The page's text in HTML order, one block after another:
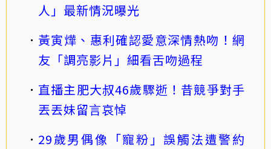
人」最新情況曝光
黃寅燁、惠利確認愛意深情熱吻！網
友「調亮影片」細看舌吻過程
直播主肥大叔46歲驟逝！昔競爭對手
丟丟妹留言哀悼
29歲男偶像「寵粉」誤觸法遭警約